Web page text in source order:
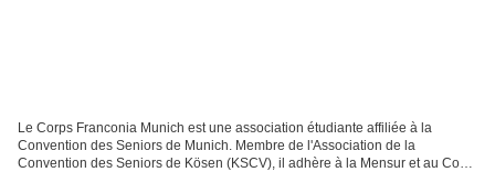
Le Corps Franconia Munich est une association étudiante affiliée à la
Convention des Seniors de Munich. Membre de l'Association de la
Convention des Seniors de Kösen (KSCV), il adhère à la Mensur et au Code